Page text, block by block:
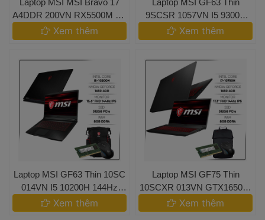
A4DDR 200VN RX5500M R5
4600H 8GB 512GB
Xem thêm
9SCSR 1057VN I5 9300H
1650Ti 512GB| Laptop
MSI.vn
Xem thêm
Laptop MSI GF63 Thin 10SC
014VN I5 10200H 144Hz
1650
Xem thêm
Laptop MSI GF75 Thin
10SCXR 013VN GTX1650 I7
10750H 144Hz IPS
Xem thêm